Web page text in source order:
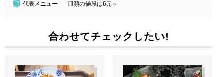
代表メニュー 皿類の値段は6元～
合わせてチェックしたい!